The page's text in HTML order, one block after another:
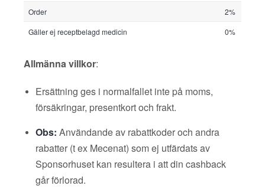
Order
2%
Gäller ej receptbelagd medicin
0%
Allmänna villkor:
Ersättning ges i normalfallet inte på moms,
försäkringar, presentkort och frakt.
Obs: Användande av rabattkoder och andra
rabatter (t ex Mecenat) som ej utfärdats av
Sponsorhuset kan resultera i att din cashback
går förlorad.